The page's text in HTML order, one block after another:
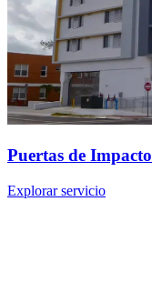
Puertas de Impacto
Explorar servicio